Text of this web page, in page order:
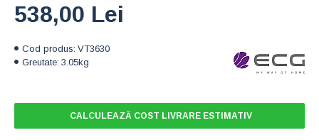
Cod produs: VT3630
Greutate: 3.05kg
538,00 Lei
CALCULEAZĂ COST LIVRARE ESTIMATIV